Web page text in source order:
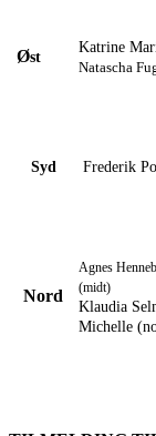
Øst
Katrine
Natascha
Syd Frederik
Nord
Agnes
(midt)
Klaudia
Michelle